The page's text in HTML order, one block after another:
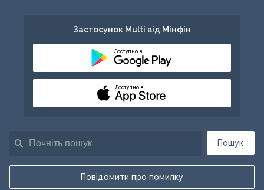
Пошук
Повідомити про помилку
Застосунок Multi від Мінфін
Доступно в
Доступно в